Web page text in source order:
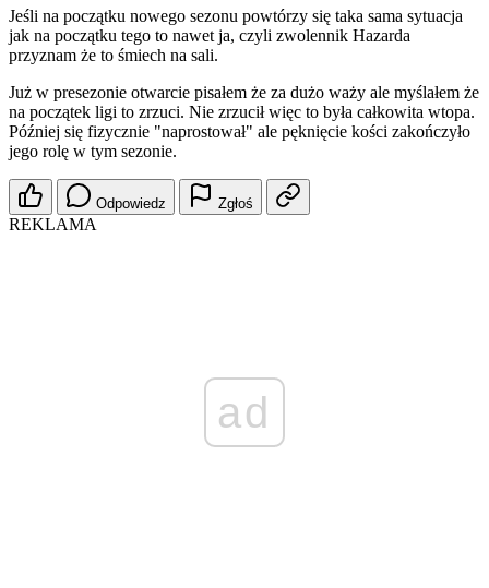
Jeśli na początku nowego sezonu powtórzy się taka sama sytuacja
jak na początku tego to nawet ja, czyli zwolennik Hazarda
przyznam że to śmiech na sali.
Już w presezonie otwarcie pisałem że za dużo waży ale myślałem że
na początek ligi to zrzuci. Nie zrzucił więc to była całkowita wtopa.
Później się fizycznie "naprostował" ale pęknięcie kości zakończyło
jego rolę w tym sezonie.
Odpowiedz Zgłoś
REKLAMA
ad